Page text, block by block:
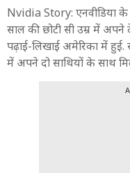
Nvidia Story: एनवीडिया
साल की छोटी सी उम्र में अपने
पढ़ाई-लिखाई अमेरिका में
में अपने दो साथियों के साथ